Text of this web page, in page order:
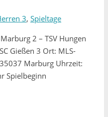
3, Spieltage
2 – TSV Hungen
Gießen 3 Ort: MLS-
Marburg Uhrzeit:
Spielbeginn